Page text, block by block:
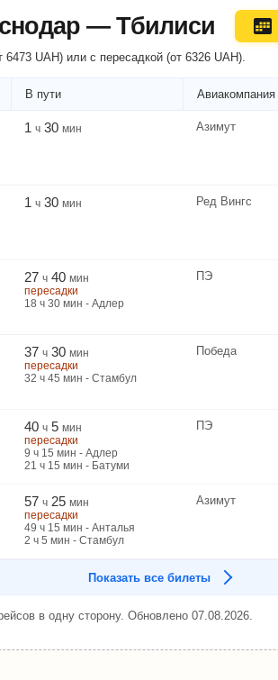
— Тбилиси
6473 UAH) или с пересадкой (от 6326 UAH).
В пути Авиакомпания
1 ч 30 мин Азимут
1 ч 30 мин Ред Вингс
27 ч 40 мин
пересадки
18 ч 30 мин - Адлер
ПЭ
37 ч 30 мин
пересадки
32 ч 45 мин - Стамбул
Победа
40 ч 5 мин
пересадки
9 ч 15 мин - Адлер
21 ч 15 мин - Батуми
ПЭ
57 ч 25 мин
пересадки
49 ч 15 мин - Анталья
2 ч 5 мин - Стамбул
Азимут
Показать все билеты
в одну сторону. Обновлено 07.08.2026.